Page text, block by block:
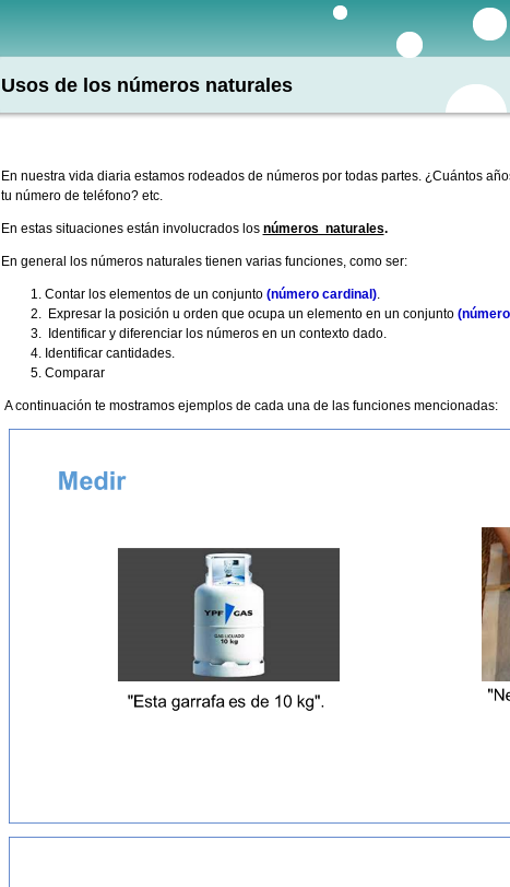
Usos de los números naturales
En nuestra vida diaria estamos rodeados de números por todas partes. ¿Cuántos
tu número de teléfono? etc.
En estas situaciones están involucrados los números naturales.
En general los números naturales tienen varias funciones, como ser:
Contar los elementos de un conjunto (número cardinal).
Expresar la posición u orden que ocupa un elemento en un conjunto
Identificar y diferenciar los números en un contexto dado.
Identificar cantidades.
Comparar
A continuación te mostramos ejemplos de cada una de las funciones mencionadas: